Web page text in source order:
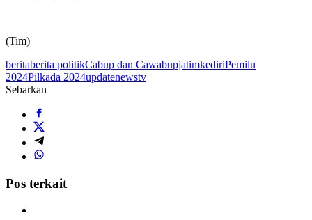
(Tim)
beritaberita politikCabup dan CawabupjatimkediriPemilu
2024Pilkada 2024updatenewstv
Sebarkan
Pos terkait